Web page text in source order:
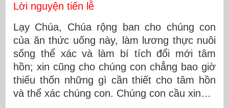
Lời nguyện tiến lễ
Lạy Chúa, Chúa rộng ban cho chúng con
của ăn thức uống này, làm lương thực nuôi
sống thể xác và làm bí tích đổi mới tâm
hồn; xin cũng cho chúng con chẳng bao giờ
thiếu thốn những gì cần thiết cho tâm hồn
và thể xác chúng con. Chúng con cầu xin…